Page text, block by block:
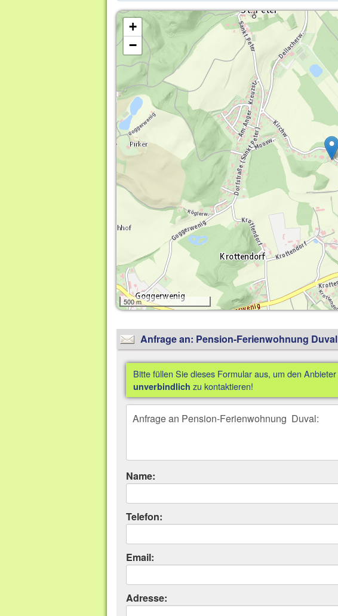
+
−
500 m
Anfrage an: Pension-Ferienwohnung Duval
Bitte füllen Sie dieses Formular aus, um den Anbieter
unverbindlich zu kontaktieren!
Name:
Telefon:
Email:
Adresse: